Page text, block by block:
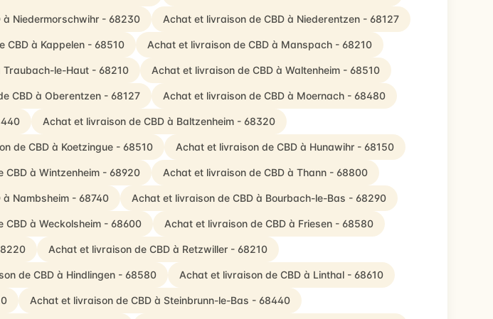
à Niedermorschwihr - 68230 Achat et livraison de CBD à Niederentzen - 68127
CBD à Kappelen - 68510 Achat et livraison de CBD à Manspach - 68210
Traubach-le-Haut - 68210 Achat et livraison de CBD à Waltenheim - 68510
CBD à Oberentzen - 68127 Achat et livraison de CBD à Moernach - 68480
Achat et livraison de CBD à Baltzenheim - 68320
de CBD à Koetzingue - 68510 Achat et livraison de CBD à Hunawihr - 68150
CBD à Wintzenheim - 68920 Achat et livraison de CBD à Thann - 68800
Nambsheim - 68740 Achat et livraison de CBD à Bourbach-le-Bas - 68290
CBD à Weckolsheim - 68600 Achat et livraison de CBD à Friesen - 68580
Achat et livraison de CBD à Retzwiller - 68210
de CBD à Hindlingen - 68580 Achat et livraison de CBD à Linthal - 68610
Achat et livraison de CBD à Steinbrunn-le-Bas - 68440